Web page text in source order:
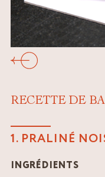
Précédent
RECETTE DE
1. PRALINÉ
INGRÉDIENTS